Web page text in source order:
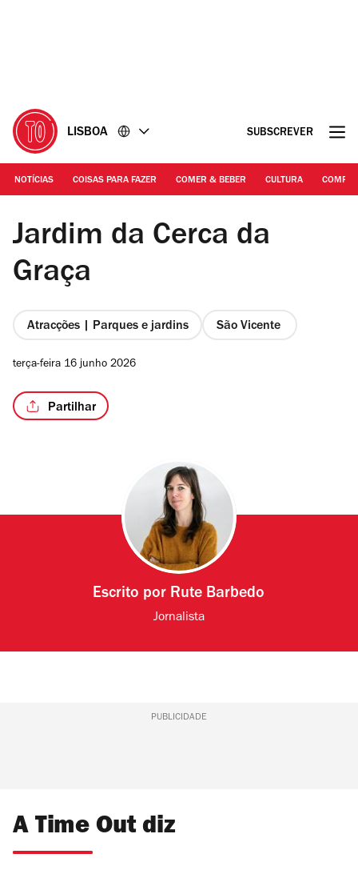
LISBOA SUBSCREVER
NOTÍCIAS COISAS PARA FAZER COMER & BEBER CULTURA
©Arlindo Camacho
Jardim da Cerca da
Graça
Atracções | Parques e jardins São Vicente
terça-feira 16 junho 2026
Partilhar
Escrito por Rute Barbedo
Jornalista
PUBLICIDADE
A Time Out diz